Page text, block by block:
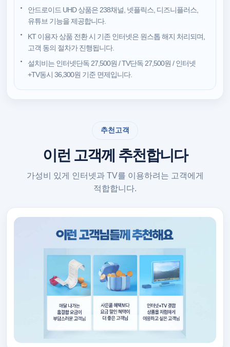
안드로이드 UHD 상품은 238채널, 넷플릭스, 디즈니플러스,
유튜브 기능을 제공합니다.
KT 이용자 상품 전환 시 기존 인터넷은 원스톱 해지 처리되며,
고객 동의 절차가 진행됩니다.
설치비는 인터넷단독 27,500원 / TV단독 27,500원 / 인터넷
+TV동시 36,300원 기준 면제입니다.
추천고객
이런 고객께 추천합니다
가성비 있게 인터넷과 TV를 이용하려는 고객에게
적합합니다.